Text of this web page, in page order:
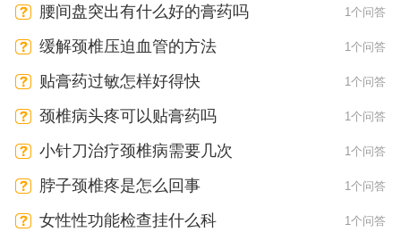
腰间盘突出有什么好的膏药吗 1个问答
缓解颈椎压迫血管的方法 1个问答
贴膏药过敏怎样好得快 1个问答
颈椎病头疼可以贴膏药吗 1个问答
小针刀治疗颈椎病需要几次 1个问答
脖子颈椎疼是怎么回事 1个问答
女性性功能检查挂什么科 1个问答